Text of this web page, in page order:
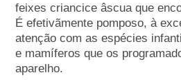
feixes criancice âscua que
É efetivãmente pomposo, à
atenção com as espécies
e mamíferos que os
aparelho.